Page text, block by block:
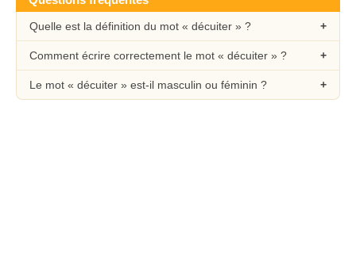
Quelle est la définition du mot « décuiter » ?
Comment écrire correctement le mot « décuiter » ?
Le mot « décuiter » est-il masculin ou féminin ?